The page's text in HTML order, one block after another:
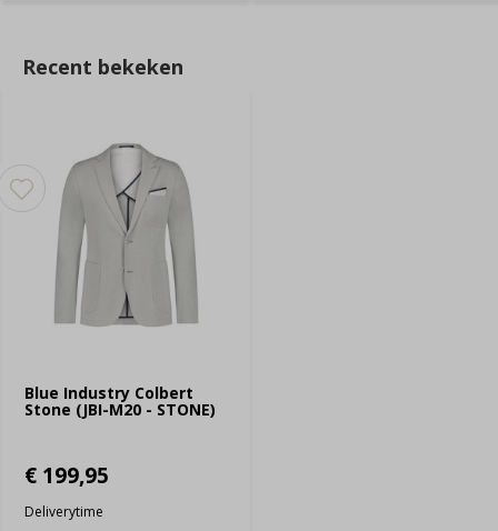
Recent bekeken
Blue Industry Colbert
Stone (JBI-M20 - STONE)
€ 199,95
Deliverytime